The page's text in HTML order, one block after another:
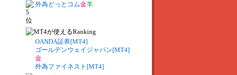
外為どっとコム金羊
OANDA証券[MT4]
ゴールデンウェイジャパン[MT4]
金
外為ファイネスト[MT4]